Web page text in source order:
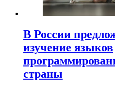
В России
изучение языков
страны